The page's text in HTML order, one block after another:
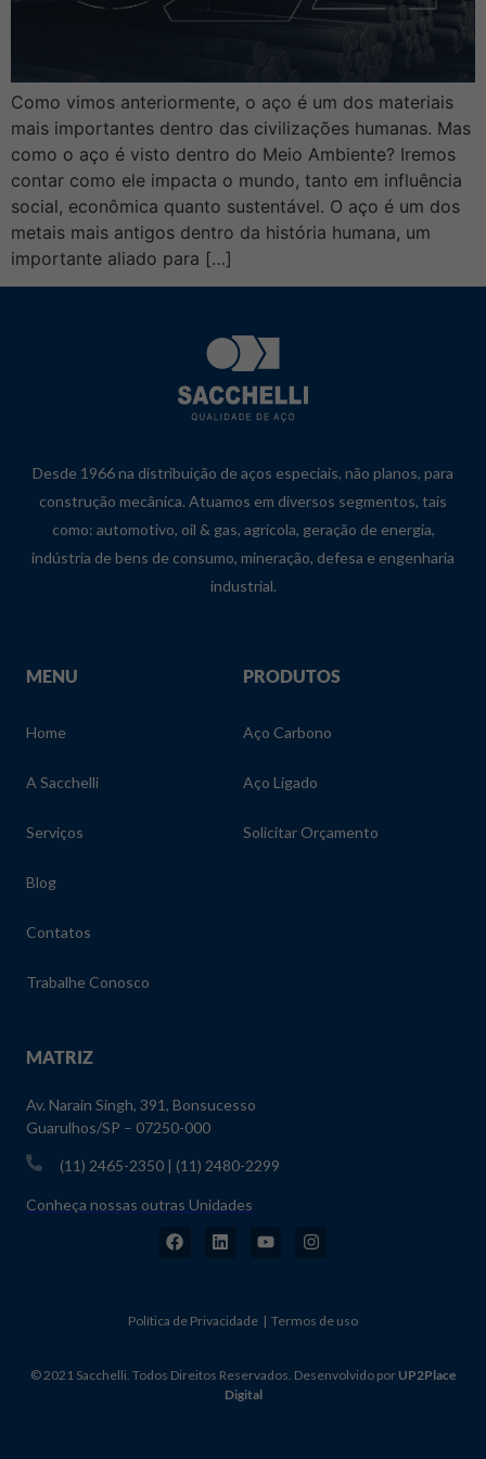
Como vimos anteriormente, o aço é um dos materiais
mais importantes dentro das civilizações humanas. Mas
como o aço é visto dentro do Meio Ambiente? Iremos
contar como ele impacta o mundo, tanto em influência
social, econômica quanto sustentável. O aço é um dos
metais mais antigos dentro da história humana, um
importante aliado para […]
Desde 1966 na distribuição de aços especiais, não planos, para
construção mecânica. Atuamos em diversos segmentos, tais
como: automotivo, oil & gas, agrícola, geração de energia,
indústria de bens de consumo, mineração, defesa e engenharia
industrial.
MENU
Home
A Sacchelli
Serviços
Blog
Contatos
Trabalhe Conosco
PRODUTOS
Aço Carbono
Aço Ligado
Solicitar Orçamento
MATRIZ
Av. Narain Singh, 391, Bonsucesso
Guarulhos/SP – 07250-000
(11) 2465-2350 | (11) 2480-2299
Conheça nossas outras Unidades
Política de Privacidade | Termos de uso
© 2021 Sacchelli. Todos Direitos Reservados. Desenvolvido por UP2Place
Digital